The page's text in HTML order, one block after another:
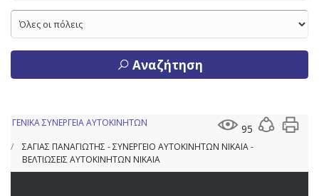
Αναζήτηση
95
ΓΕΝΙΚΑ ΣΥΝΕΡΓΕΙΑ ΑΥΤΟΚΙΝΗΤΩΝ
ΣΑΓΙΑΣ ΠΑΝΑΓΙΩΤΗΣ - ΣΥΝΕΡΓΕΙΟ ΑΥΤΟΚΙΝΗΤΩΝ ΝΙΚΑΙΑ -
ΒΕΛΤΙΩΣΕΙΣ ΑΥΤΟΚΙΝΗΤΩΝ ΝΙΚΑΙΑ